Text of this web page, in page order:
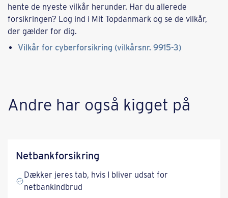
hente de nyeste vilkår herunder. Har du allerede
forsikringen? Log ind i Mit Topdanmark og se de vilkår,
der gælder for dig.
Vilkår for cyberforsikring (vilkårsnr. 9915-3)
​​Andre har også kigget på​
Netbankforsikring
Dækker jeres tab, hvis I bliver udsat for
netbankindbrud